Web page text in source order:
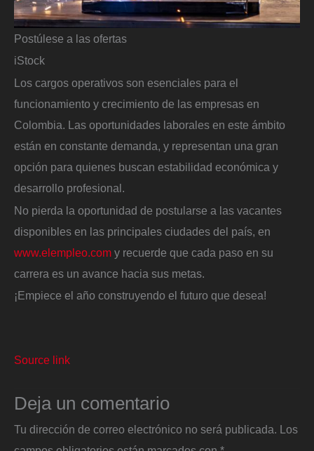
Postúlese a las ofertas
iStock
Los cargos operativos son esenciales para el
funcionamiento y crecimiento de las empresas en
Colombia. Las oportunidades laborales en este ámbito
están en constante demanda, y representan una gran
opción para quienes buscan estabilidad económica y
desarrollo profesional.
No pierda la oportunidad de postularse a las vacantes
disponibles en las principales ciudades del país, en
www.elempleo.com y recuerde que cada paso en su
carrera es un avance hacia sus metas.
¡Empiece el año construyendo el futuro que desea!
Source link
Deja un comentario
Tu dirección de correo electrónico no será publicada. Los